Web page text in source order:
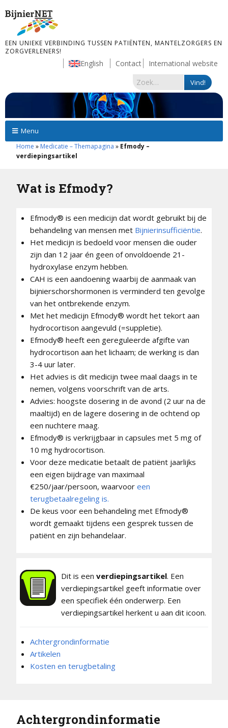
EEN UNIEKE VERBINDING TUSSEN PATIËNTEN, MANTELZORGERS EN
ZORGVERLENERS!
English Contact International website
Menu
Home » Medicatie – Themapagina » Efmody –
verdiepingsartikel
Wat is Efmody?
Efmody® is een medicijn dat wordt gebruikt bij de
behandeling van mensen met Bijnierinsufficiëntie.
Het medicijn is bedoeld voor mensen die ouder
zijn dan 12 jaar én geen of onvoldoende 21-
hydroxylase enzym hebben.
CAH is een aandoening waarbij de aanmaak van
bijnierschorshormonen is verminderd ten gevolge
van het ontbrekende enzym.
Met het medicijn Efmody® wordt het tekort aan
hydrocortison aangevuld (=suppletie).
Efmody® heeft een gereguleerde afgifte van
hydrocortison aan het lichaam; de werking is dan
3-4 uur later.
Het advies is dit medicijn twee maal daags in te
nemen, volgens voorschrift van de arts.
Advies: hoogste dosering in de avond (2 uur na de
maaltijd) en de lagere dosering in de ochtend op
een nuchtere maag.
Efmody® is verkrijgbaar in capsules met 5 mg of
10 mg hydrocortison.
Voor deze medicatie betaalt de patiënt jaarlijks
een eigen bijdrage van maximaal
€250/jaar/persoon, waarvoor een
terugbetaalregeling is.
De keus voor een behandeling met Efmody®
wordt gemaakt tijdens een gesprek tussen de
patiënt en zijn behandelaar.
Dit is een verdiepingsartikel. Een
verdiepingsartikel geeft informatie over
een specifiek één onderwerp. Een
verdiepingsartikel herkent u aan dit icoon.
Achtergrondinformatie
Artikelen
Kosten en terugbetaling
Achtergrondinformatie